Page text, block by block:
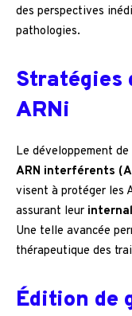
des perspectives
pathologies.
Stratégies
ARNi
Le développement de
ARN interférents
visent à protéger les
assurant leur
Une telle avancée
thérapeutique des
Édition de